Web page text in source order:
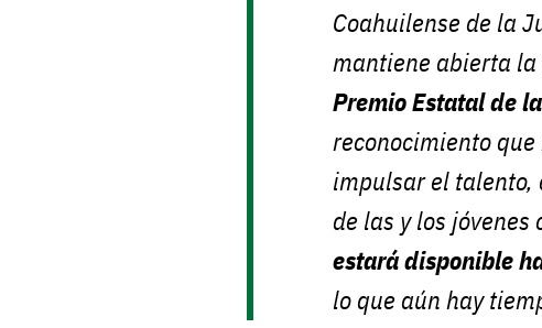
Coahuilense de la
mantiene abierta la
Premio Estatal de
reconocimiento
impulsar el talento,
de las y los
estará disponible
lo que aún hay